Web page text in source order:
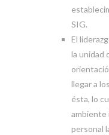
SIG.
El
la unidad
llegar a
ésta, lo
ambiente
personal